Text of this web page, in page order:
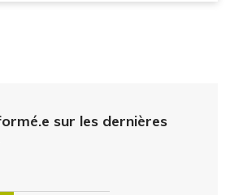
sur les dernières